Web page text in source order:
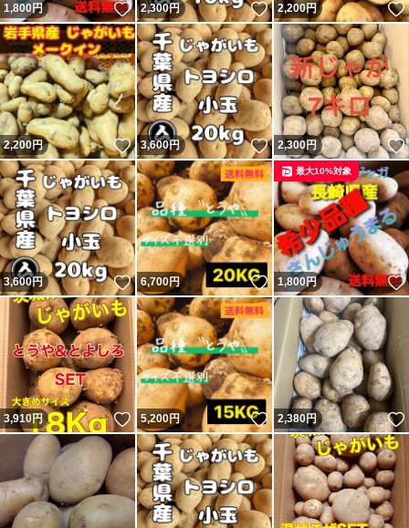
1,800 円 いいね！
2,300円 いいね！
2,200円
2,200円 いいね！
3,600円 いいね！
2,300円
3,600円 いいね！
6,700円 いいね！
1,800 円
最大10%対象
3,910円 いいね！
5,200円 いいね！
2,380円